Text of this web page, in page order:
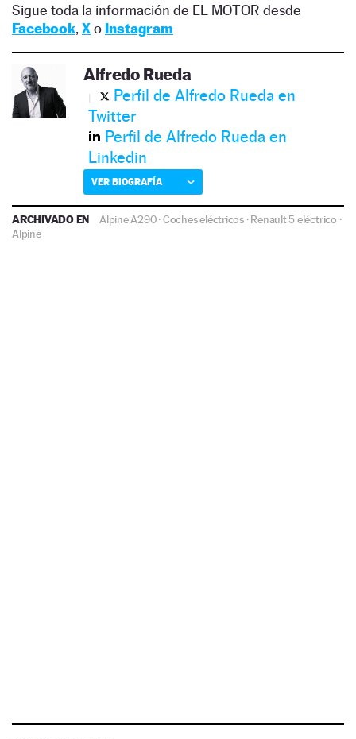
Sigue toda la información de EL MOTOR desde
Facebook, Xo Instagram
Alfredo Rueda
Perfil de Alfredo Rueda en
Twitter
Perfil de Alfredo Rueda en
Linkedin
VER BIOGRAFÍA
ARCHIVADO EN Alpine A290·Coches eléctricos·Renault 5 eléctrico ·
Alpine